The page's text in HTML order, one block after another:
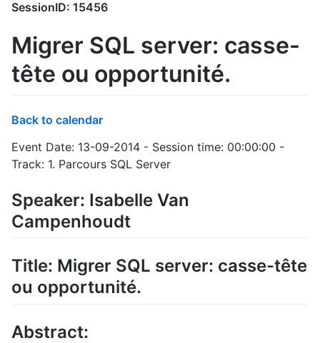
SessionID: 15456
Migrer SQL server: casse-
tête ou opportunité.
Back to calendar
Event Date: 13-09-2014 - Session time: 00:00:00 -
Track: 1. Parcours SQL Server
Speaker: Isabelle Van
Campenhoudt
Title: Migrer SQL server: casse-tête
ou opportunité.
Abstract: